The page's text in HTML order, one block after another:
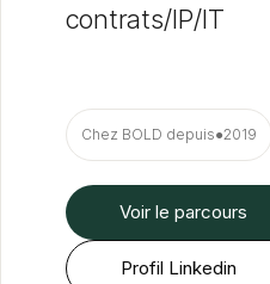
contrats/IP/IT
Chez BOLD depuis●2019
Voir le parcours
Profil Linkedin